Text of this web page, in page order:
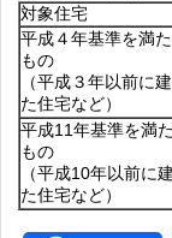
対象住宅
平成４年基準を満
もの
（平成３年以前に
た住宅など）
平成11年基準を満
もの
（平成10年以前に
た住宅など）